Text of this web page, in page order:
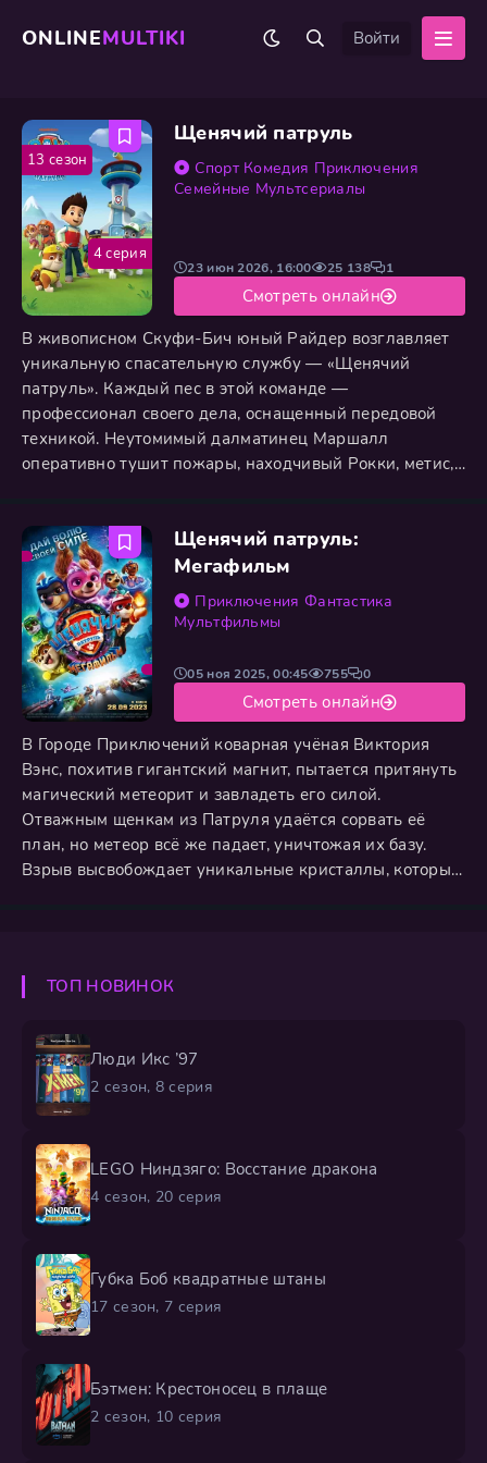
ONLINEMULTIKI Войти
Щенячий патруль
Спорт Комедия Приключения
Семейные Мультсериалы
В живописном Скуфи-Бич юный Райдер возглавляет
уникальную спасательную службу — «Щенячий
патруль». Каждый пес в этой команде —
профессионал своего дела, оснащенный передовой
техникой. Неутомимый далматинец Маршалл
оперативно тушит пожары, находчивый Рокки, метис,
проводит сложные подводные операции. Им надежно
прикрывают небо и землю: кокер-спаниель Скай,
мастер воздушной разведки, и хаски Эверест,
23 июн 2026, 16:00 25 138 1
Смотреть онлайн
4 серия
13 сезон
Щенячий патруль:
Мегафильм
Приключения Фантастика
Мультфильмы
В Городе Приключений коварная учёная Виктория
Вэнс, похитив гигантский магнит, пытается притянуть
магический метеорит и завладеть его силой.
Отважным щенкам из Патруля удаётся сорвать её
план, но метеор всё же падает, уничтожая их базу.
Взрыв высвобождает уникальные кристаллы, которые
превращается в отряд супергероев с новыми
костюмами и техникой.
05 ноя 2025, 00:45 755 0
Смотреть онлайн
ТОП НОВИНОК
Люди Икс ’97
2 сезон, 8 серия
LEGO Ниндзяго: Восстание дракона
4 сезон, 20 серия
Губка Боб квадратные штаны
17 сезон, 7 серия
Бэтмен: Крестоносец в плаще
2 сезон, 10 серия